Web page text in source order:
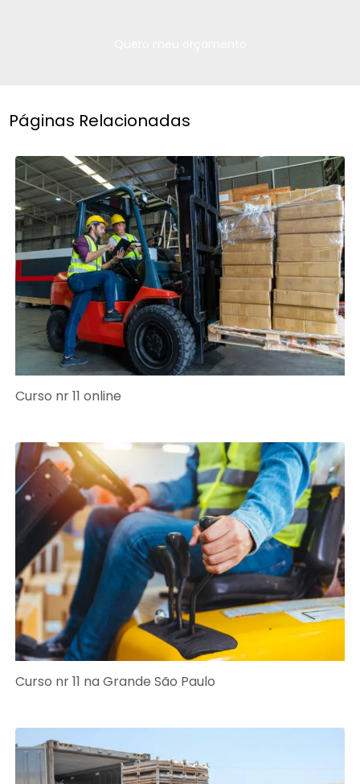
Páginas Relacionadas
Curso nr 11 online
Curso nr 11 na Grande São Paulo